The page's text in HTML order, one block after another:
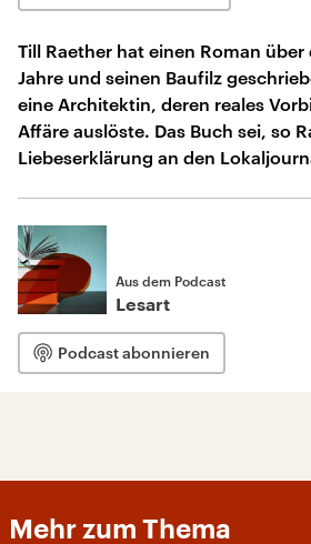
Till Raether hat einen Roman über
Jahre und seinen Baufilz
eine Architektin, deren reales
Affäre auslöste. Das Buch sei, so
Liebeserklärung an den
Aus dem Podcast
Lesart
Podcast abonnieren
Mehr zum Thema